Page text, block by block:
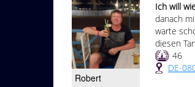
Robert
Ich will
danach
warte
diesen
46
DE-